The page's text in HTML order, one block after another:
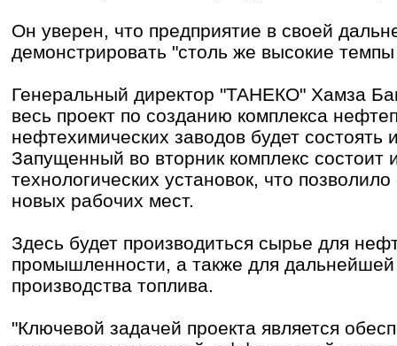
Он уверен, что предприятие в своей
демонстрировать "столь же высокие
Генеральный директор "ТАНЕКО" Хамза
весь проект по созданию комплекса
нефтехимических заводов будет состоять
Запущенный во вторник комплекс состоит
технологических установок, что
новых рабочих мест.
Здесь будет производиться сырье для
промышленности, а также для дальнейшей
производства топлива.
"Ключевой задачей проекта является